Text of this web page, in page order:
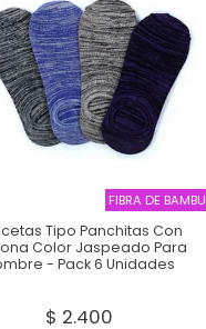
FIBRA DE BAMBU
Tipo Panchitas Con
Color Jaspeado Para
- Pack 6 Unidades
$ 2.400